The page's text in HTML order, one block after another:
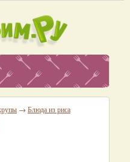
→ Блюда из риса